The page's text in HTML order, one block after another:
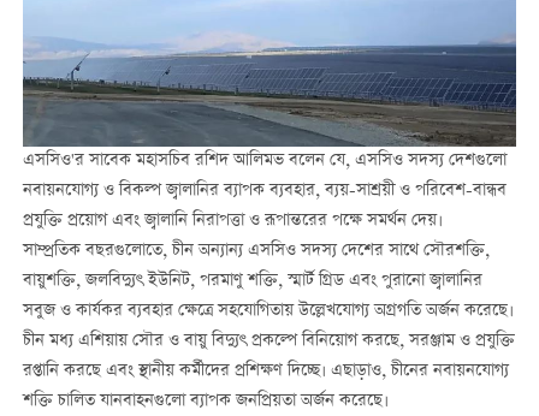
এসসিও'র সাবেক মহাসচিব রশিদ আলিমভ বলেন যে, এসসিও সদস্য দেশগুলো
নবায়নযোগ্য ও বিকল্প জ্বালানির ব্যাপক ব্যবহার, ব্যয়-সাশ্রয়ী ও পরিবেশ-বান্ধব
প্রযুক্তি প্রয়োগ এবং জ্বালানি নিরাপত্তা ও রূপান্তরের পক্ষে সমর্থন দেয়।
সাম্প্রতিক বছরগুলোতে, চীন অন্যান্য এসসিও সদস্য দেশের সাথে সৌরশক্তি,
বায়ুশক্তি, জলবিদ্যুৎ ইউনিট, পরমাণু শক্তি, স্মার্ট গ্রিড এবং পুরানো জ্বালানির
সবুজ ও কার্যকর ব্যবহার ক্ষেত্রে সহযোগিতায় উল্লেখযোগ্য অগ্রগতি অর্জন করেছে।
চীন মধ্য এশিয়ায় সৌর ও বায়ু বিদ্যুৎ প্রকল্পে বিনিয়োগ করছে, সরঞ্জাম ও প্রযুক্তি
রপ্তানি করছে এবং স্থানীয় কর্মীদের প্রশিক্ষণ দিচ্ছে। এছাড়াও, চীনের নবায়নযোগ্য
শক্তি চালিত যানবাহনগুলো ব্যাপক জনপ্রিয়তা অর্জন করেছে।